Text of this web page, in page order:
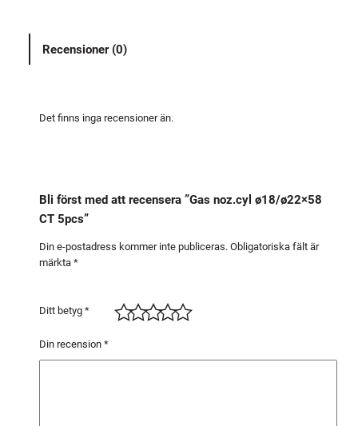
.
Recensioner (0)
Det finns inga recensioner än.
Bli först med att recensera ”Gas noz.cyl ø18/ø22×58
CT 5pcs”
Din e-postadress kommer inte publiceras. Obligatoriska fält är
märkta *
Ditt betyg *
Din recension *